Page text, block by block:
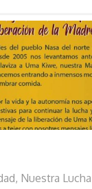
, Nuestra Lucha